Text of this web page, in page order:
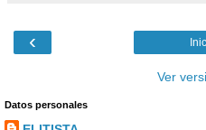
‹
Ver
Datos personales